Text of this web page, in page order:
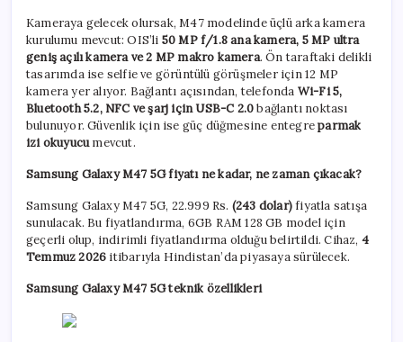
Kameraya gelecek olursak, M47 modelinde üçlü arka kamera
kurulumu mevcut: OIS’li 50 MP f/1.8 ana kamera, 5 MP ultra
geniş açılı kamera ve 2 MP makro kamera. Ön taraftaki delikli
tasarımda ise selfie ve görüntülü görüşmeler için 12 MP
kamera yer alıyor. Bağlantı açısından, telefonda Wi-Fi 5,
Bluetooth 5.2, NFC ve şarj için USB-C 2.0bağlantı noktası
bulunuyor. Güvenlik için ise güç düğmesine entegreparmak
izi okuyucumevcut.
Samsung Galaxy M47 5G fiyatı ne kadar, ne zaman çıkacak?
Samsung Galaxy M47 5G, 22.999 Rs. (243 dolar)fiyatla satışa
sunulacak. Bu fiyatlandırma, 6GB RAM 128 GB model için
geçerli olup, indirimli fiyatlandırma olduğu belirtildi. Cihaz, 4
Temmuz 2026 itibarıyla Hindistan’da piyasaya sürülecek.
Samsung Galaxy M47 5G teknik özellikleri